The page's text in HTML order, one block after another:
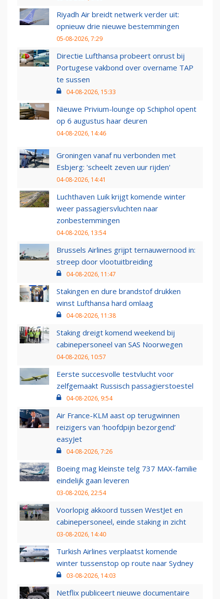
Riyadh Air breidt netwerk verder uit:
opnieuw drie nieuwe bestemmingen
05-08-2026, 7:29
Directie Lufthansa probeert onrust bij
Portugese vakbond over overname TAP
te sussen
04-08-2026, 15:33
Nieuwe Privium-lounge op Schiphol opent
op 6 augustus haar deuren
04-08-2026, 14:46
Groningen vanaf nu verbonden met
Esbjerg: 'scheelt zeven uur rijden'
04-08-2026, 14:41
Luchthaven Luik krijgt komende winter
weer passagiersvluchten naar
zonbestemmingen
04-08-2026, 13:54
Brussels Airlines grijpt ternauwernood in:
streep door vlootuitbreiding
04-08-2026, 11:47
Stakingen en dure brandstof drukken
winst Lufthansa hard omlaag
04-08-2026, 11:38
Staking dreigt komend weekend bij
cabinepersoneel van SAS Noorwegen
04-08-2026, 10:57
Eerste succesvolle testvlucht voor
zelfgemaakt Russisch passagierstoestel
04-08-2026, 9:54
Air France-KLM aast op terugwinnen
reizigers van ‘hoofdpijn bezorgend’
easyJet
04-08-2026, 7:26
Boeing mag kleinste telg 737 MAX-familie
eindelijk gaan leveren
03-08-2026, 22:54
Voorlopig akkoord tussen WestJet en
cabinepersoneel, einde staking in zicht
03-08-2026, 14:40
Turkish Airlines verplaatst komende
winter tussenstop op route naar Sydney
03-08-2026, 14:03
Netflix publiceert nieuwe documentaire